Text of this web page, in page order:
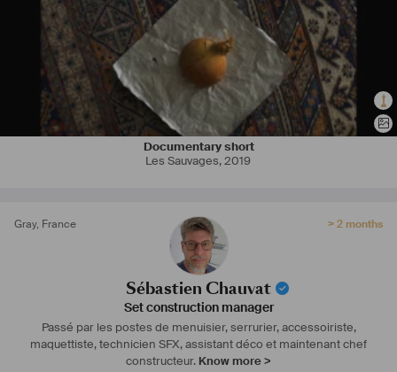
Documentary short
Les Sauvages,2019
Gray, France > 2 months
Sébastien Chauvat
Set construction manager
Passé par les postes de menuisier, serrurier, accessoiriste,
maquettiste, technicien SFX, assistant déco et maintenant chef
constructeur. Know more >
construction et de finitions.
complétée par un stage de neuf mois en serrurerie spectacle au
CFPTS et un stage en gestion de la décoration cinéma chez Courts
On.
Parcours enrichi d’une famille de décorateurs et d’un père
architecte, apprentissage sur le terrain dès le plus jeune âge.